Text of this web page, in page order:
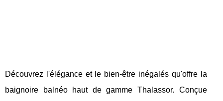
Découvrez l'élégance et le bien-être inégalés qu'offre la
baignoire balnéo haut de gamme Thalassor. Conçue